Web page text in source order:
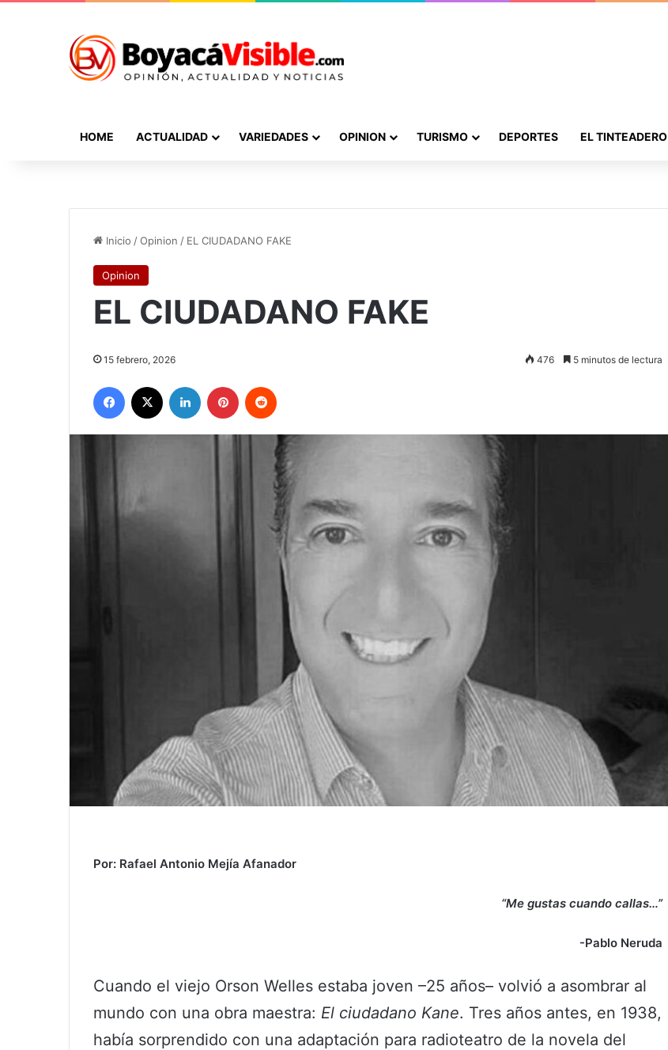
HOME ACTUALIDAD VARIEDADES OPINION TURISMO DEPORTES EL TINTEADERO
Inicio /Opinion / EL CIUDADANO FAKE
Opinion
EL CIUDADANO FAKE
15 febrero, 2026 476 5 minutos de lectura
Facebook LinkedIn Pinterest
Por: Rafael Antonio Mejía Afanador
“Me gustas cuando callas…”
-Pablo Neruda
Cuando el viejo Orson Welles estaba joven –25 años– volvió a asombrar al
mundo con una obra maestra: El ciudadano Kane. Tres años antes, en 1938,
había sorprendido con una adaptación para radioteatro de la novela del